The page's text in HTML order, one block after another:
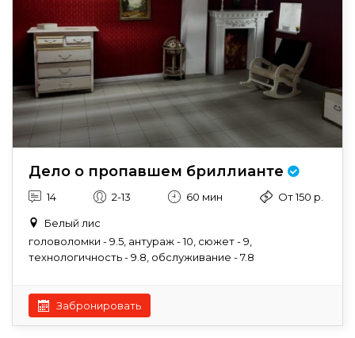
Дело о пропавшем бриллианте
14 2-13 60 мин От 150 р.
Белый лис
головоломки - 9.5, антураж - 10, сюжет - 9,
технологичность - 9.8, обслуживание - 7.8
Забронировать